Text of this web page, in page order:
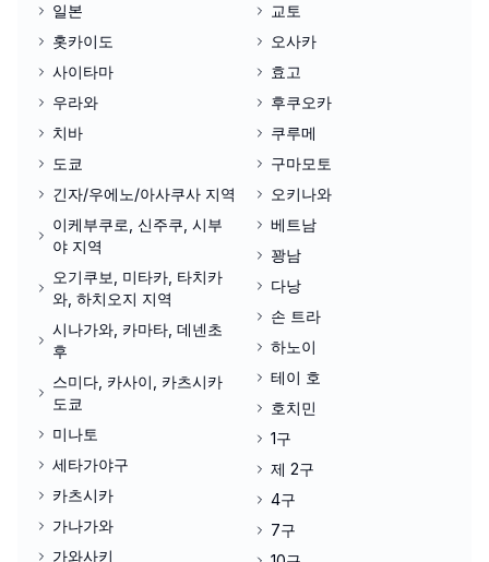
일본
홋카이도
사이타마
우라와
치바
도쿄
긴자/우에노/아사쿠사 지역
이케부쿠로, 신주쿠, 시부
야 지역
오기쿠보, 미타카, 타치카
와, 하치오지 지역
시나가와, 카마타, 데넨초
후
스미다, 카사이, 카츠시카
도쿄
미나토
세타가야구
카츠시카
가나가와
가와사키
교토
오사카
효고
후쿠오카
쿠루메
구마모토
오키나와
베트남
꽝남
다낭
손 트라
하노이
테이 호
호치민
1구
제 2구
4구
7구